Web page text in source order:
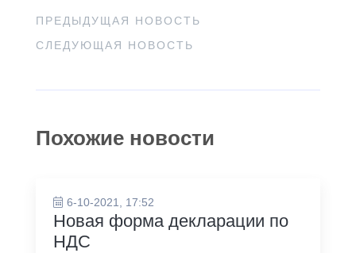
ПРЕДЫДУЩАЯ НОВОСТЬ
СЛЕДУЮЩАЯ НОВОСТЬ
Похожие новости
6-10-2021, 17:52
Новая форма декларации по
НДС